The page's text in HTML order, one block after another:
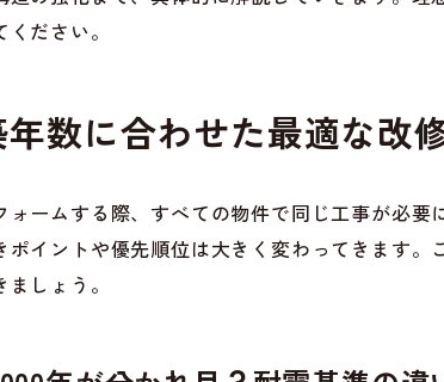
ださい。
年数に合わせた最適な改
ォームする際、すべての物件で同じ工事が必
ポイントや優先順位は大きく変わってきます
しょう。